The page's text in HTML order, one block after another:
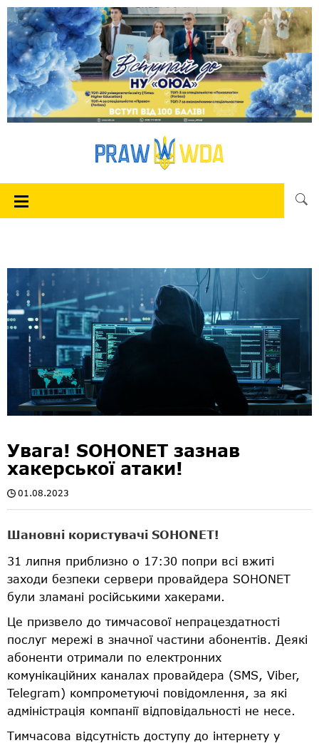
Увага! SOHONET зазнав
хакерської атаки!
01.08.2023
Шановні користувачі SOHONET!
31 липня приблизно о 17:30 попри всі вжиті
заходи безпеки сервери провайдера SOHONET
були зламані російськими хакерами.
Це призвело до тимчасової непрацездатності
послуг мережі в значної частини абонентів. Деякі
абоненти отримали по електронних
комунікаційних каналах провайдера (SMS, Viber,
Telegram) компрометуючі повідомлення, за які
адміністрація компанії відповідальності не несе.
Тимчасова відсутність доступу до інтернету у